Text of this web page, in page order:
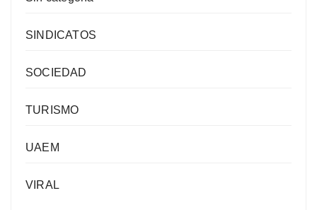
SINDICATOS
SOCIEDAD
TURISMO
UAEM
VIRAL